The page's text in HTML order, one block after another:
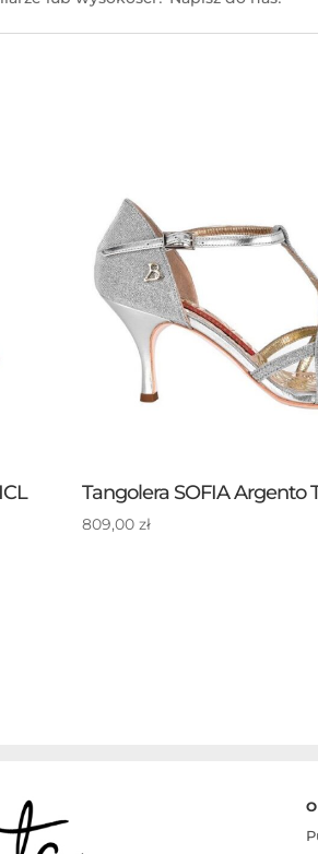
Tangolera SOFIA Argento
809,00 zł